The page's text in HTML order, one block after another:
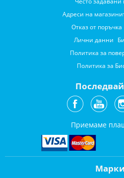
Адреси на
Отказ от поръчка
Лични данни
Политика за
Политика за
Приемаме